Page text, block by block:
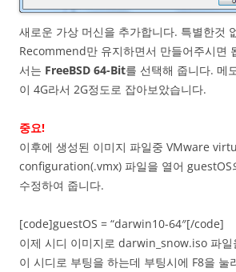
새로운 가상 머신을 추가합니다. 특별한것
Recommend만 유지하면서 만들어주시면
서는 FreeBSD 64-Bit를 선택해 줍니다. 메
이 4G라서 2G정도로 잡아보았습니다.
중요!
이후에 생성된 이미지 파일중 VMware
configuration(.vmx) 파일을 열어 guestOS
수정하여 줍니다.
[code]guestOS = “darwin10-64″[/code]
이제 시디 이미지로 darwin_snow.iso 파일
이 시디로 부팅을 하는데 부팅시에 F8을 눌